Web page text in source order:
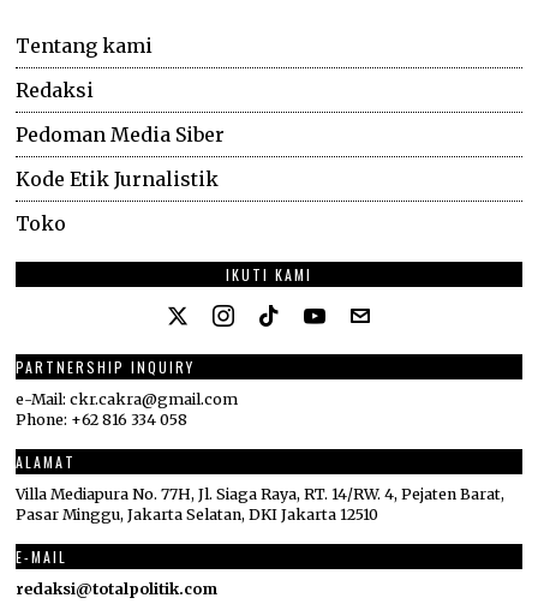
Tentang kami
Redaksi
Pedoman Media Siber
Kode Etik Jurnalistik
Toko
IKUTI KAMI
PARTNERSHIP INQUIRY
e-Mail: ckr.cakra@gmail.com
Phone: +62 816 334 058
ALAMAT
Villa Mediapura No. 77H, Jl. Siaga Raya, RT. 14/RW. 4, Pejaten Barat,
Pasar Minggu, Jakarta Selatan, DKI Jakarta 12510
E-MAIL
redaksi@totalpolitik.com